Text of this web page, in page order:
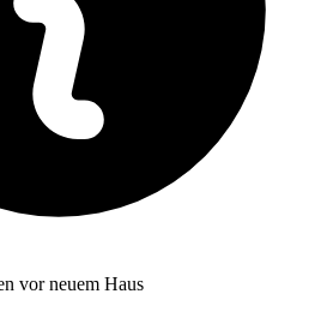
vor neuem Haus